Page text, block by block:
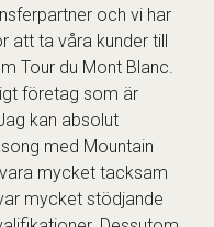
och vi har
att ta våra kunder till
Tour du Mont Blanc.
företag som är
kan absolut
med Mountain
mycket tacksam
mycket stödjande